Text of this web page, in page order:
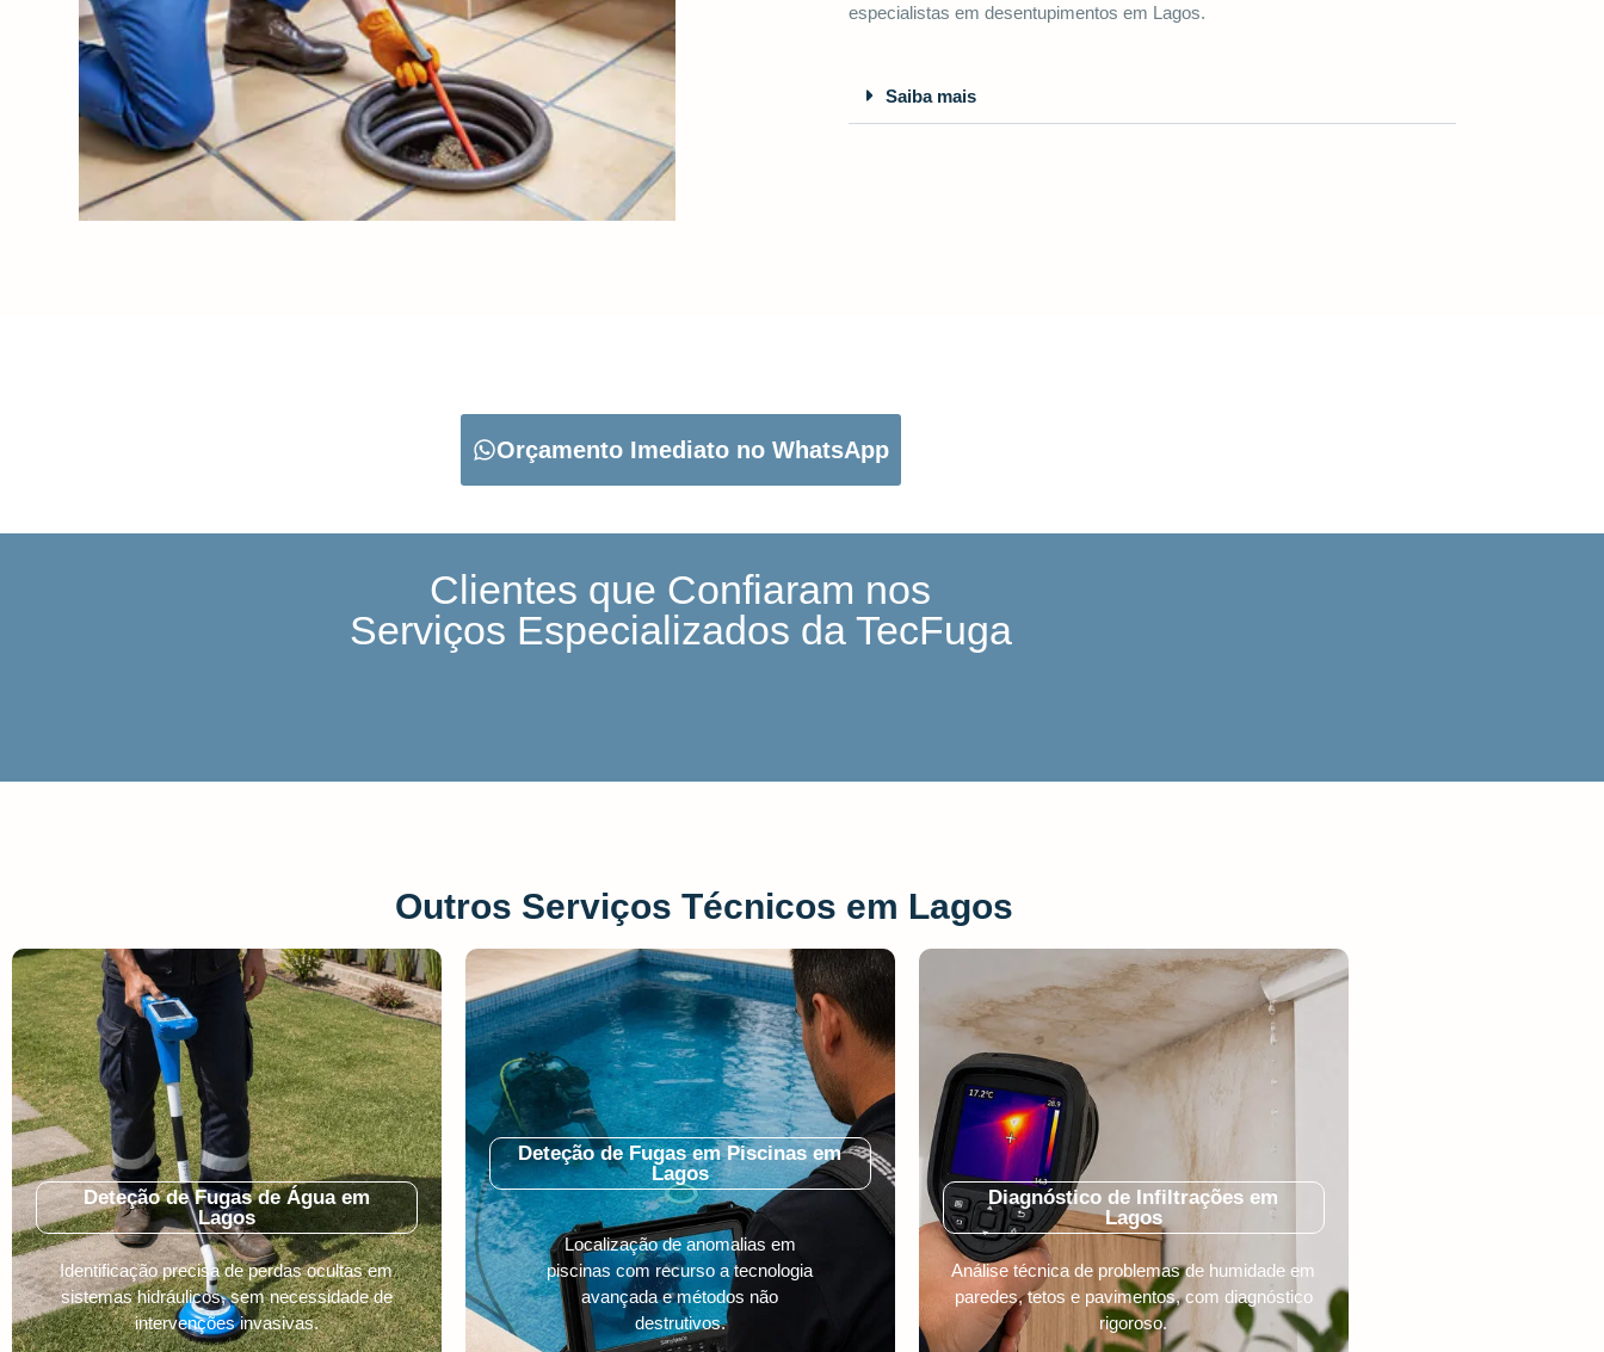
especialistas em desentupimentos em Lagos.
Saiba mais
Orçamento Imediato no WhatsApp
Clientes que Confiaram nos
Serviços Especializados da TecFuga
Outros Serviços Técnicos em Lagos
Deteção de Fugas de Água em
Lagos
Identificação precisa de perdas ocultas em
sistemas hidráulicos, sem necessidade de
intervenções invasivas.
Deteção de Fugas em Piscinas em
Lagos
Localização de anomalias em
piscinas com recurso a tecnologia
avançada e métodos não
destrutivos.
Diagnóstico de Infiltrações em
Lagos
Análise técnica de problemas de humidade em
paredes, tetos e pavimentos, com diagnóstico
rigoroso.